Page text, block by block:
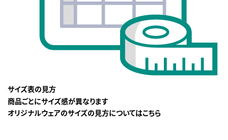
サイズ表の見方
商品ごとにサイズ感が異なります
オリジナルウェアのサイズの見方についてはこちら